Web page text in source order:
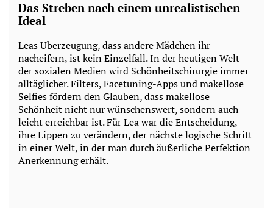
Das Streben nach einem unrealistischen
Ideal
Leas Überzeugung, dass andere Mädchen ihr
nacheifern, ist kein Einzelfall. In der heutigen Welt
der sozialen Medien wird Schönheitschirurgie immer
alltäglicher. Filters, Facetuning-Apps und makellose
Selfies fördern den Glauben, dass makellose
Schönheit nicht nur wünschenswert, sondern auch
leicht erreichbar ist. Für Lea war die Entscheidung,
ihre Lippen zu verändern, der nächste logische Schritt
in einer Welt, in der man durch äußerliche Perfektion
Anerkennung erhält.